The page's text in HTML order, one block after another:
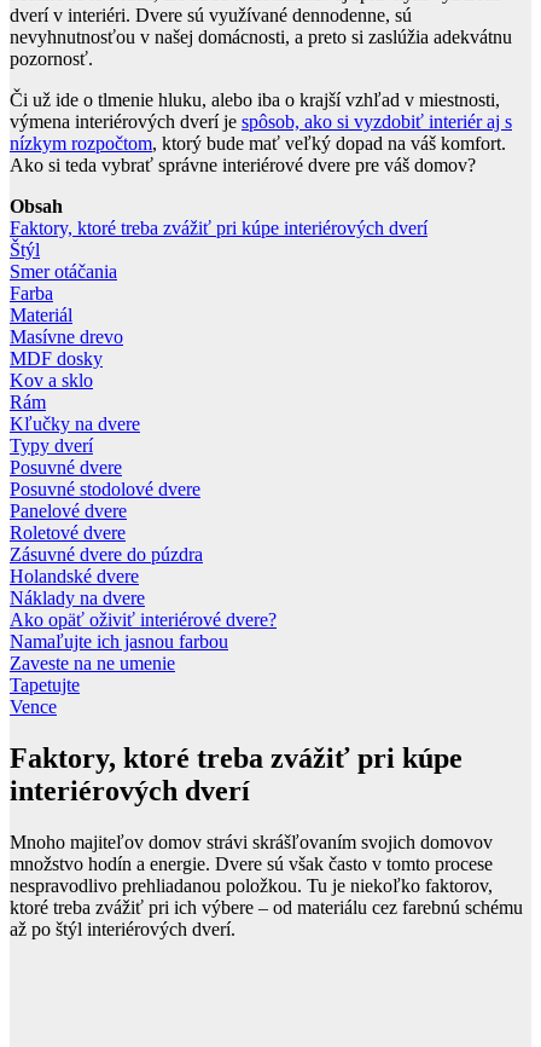
dverí v interiéri. Dvere sú využívané dennodenne, sú
nevyhnutnosťou v našej domácnosti, a preto si zaslúžia adekvátnu
pozornosť.
Či už ide o tlmenie hluku, alebo iba o krajší vzhľad v miestnosti,
výmena interiérových dverí je spôsob, ako si vyzdobiť interiér aj s
nízkym rozpočtom, ktorý bude mať veľký dopad na váš komfort.
Ako si teda vybrať správne interiérové dvere pre váš domov?
Obsah
Faktory, ktoré treba zvážiť pri kúpe interiérových dverí
Štýl
Smer otáčania
Farba
Materiál
Masívne drevo
MDF dosky
Kov a sklo
Rám
Kľučky na dvere
Typy dverí
Posuvné dvere
Posuvné stodolové dvere
Panelové dvere
Roletové dvere
Zásuvné dvere do púzdra
Holandské dvere
Náklady na dvere
Ako opäť oživiť interiérové dvere?
Namaľujte ich jasnou farbou
Zaveste na ne umenie
Tapetujte
Vence
Faktory, ktoré treba zvážiť pri kúpe
interiérových dverí
Mnoho majiteľov domov strávi skrášľovaním svojich domovov
množstvo hodín a energie. Dvere sú však často v tomto procese
nespravodlivo prehliadanou položkou. Tu je niekoľko faktorov,
ktoré treba zvážiť pri ich výbere – od materiálu cez farebnú schému
až po štýl interiérových dverí.